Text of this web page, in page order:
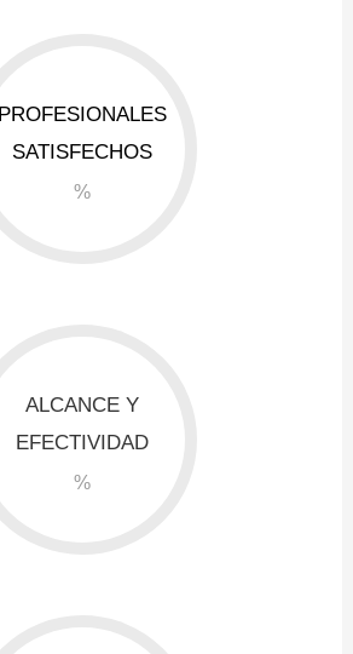
PROFESIONALES
SATISFECHOS
%
ALCANCE Y
EFECTIVIDAD
%